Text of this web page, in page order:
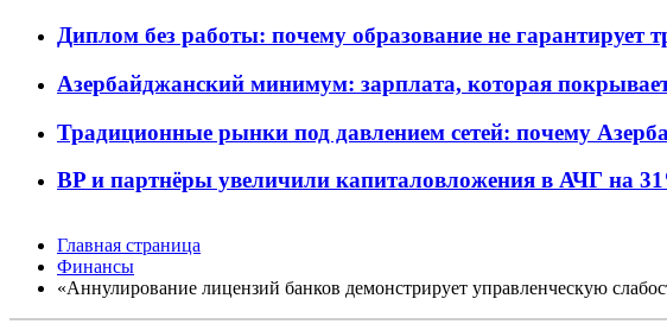
Диплом без работы: почему образование не гарантирует
Азербайджанский минимум: зарплата, которая
Традиционные рынки под давлением сетей: почему
BP и партнёры увеличили капиталовложения в АЧГ на
Главная страница
Финансы
«Аннулирование лицензий банков демонстрирует управленческую